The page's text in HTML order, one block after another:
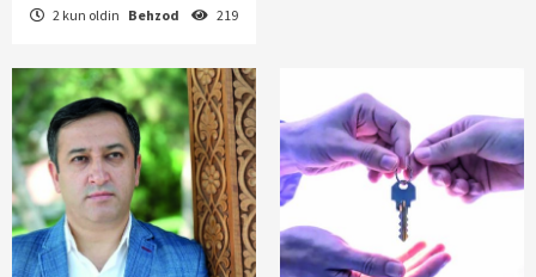
2 kun oldin Behzod 219